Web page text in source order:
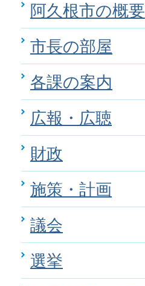
阿久根市の概要
市長の部屋
各課の案内
広報・広聴
財政
施策・計画
議会
選挙